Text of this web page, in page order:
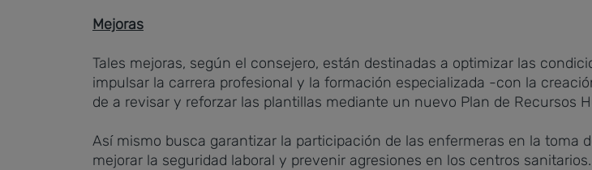
Mejoras
Tales mejoras, según el consejero, están destinadas a optimizar las
impulsar la carrera profesional y la formación especializada -con la
de a revisar y reforzar las plantillas mediante un nuevo Plan de Recursos
Así mismo busca garantizar la participación de las enfermeras en la toma
mejorar la seguridad laboral y prevenir agresiones en los centros sanitarios.